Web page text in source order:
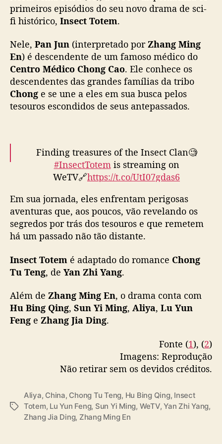
i
Q
i
n
g
e
s
t
m
“
I
s
e
c
o
”
,
o
d
m
a
primeiros episódios do seu novo drama de sci-
fi histórico, Insect Totem.
Nele, Pan Jun (interpretado porZhang Ming
En) é descendente de um famoso médico do
Centro Médico Chong Cao. Ele conhece os
descendentes das grandes famílias da tribo
Chong e se une a eles em sua busca pelos
tesouros escondidos de seus antepassados.
Finding treasures of the Insect Clan🧐
#InsectTotemis streaming on
WeTV🔗https://t.co/UtI07gdas6
Starring#ZhangMingen #HuBingqing
#ALiYa #LuYunfeng #ZhangJiading
#DingXiangnan#虫图腾 #张铭恩 #胡冰卿 #阿
丽亚 #吕昀峰 #张家鼎 #丁翔南
pic.twitter.com/jfykeW0hVU
2023
Em sua jornada, eles enfrentam perigosas
aventuras que, aos poucos, vão revelando os
segredos por trás dos tesouros e que remetem
há um passado não tão distante.
Insect Totem é adaptado do romance Chong
Tu Teng, de Yan Zhi Yang.
Além de Zhang Ming En, o drama conta com
Hu Bing Qing, Sun Yi Ming, Aliya, Lu Yun
Feng e Zhang Jia Ding.
Fonte (1), (2)
Imagens: Reprodução
Não retirar sem os devidos créditos.
T
Aliya, China, Chong Tu Teng, Hu Bing Qing, Insect
Totem, Lu Yun Feng, Sun Yi Ming, WeTV,Yan Zhi Yang,
Zhang Jia Ding, Zhang Ming En